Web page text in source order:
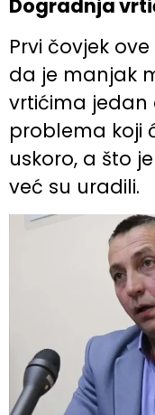
Dogradnja
Prvi čovjek
da je manjak
vrtićima jedan
problema koji
uskoro, a što
već su uradili.